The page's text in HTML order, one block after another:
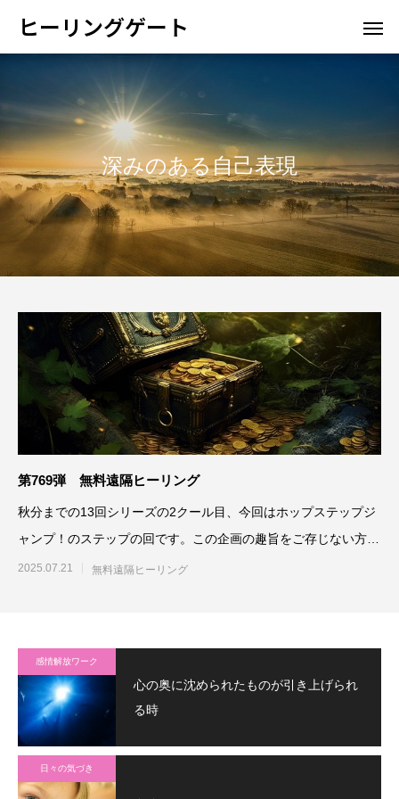
ヒーリングゲート
深みのある自己表現
第769弾 無料遠隔ヒーリング
秋分までの13回シリーズの2クール目、今回はホップステップジ
ャンプ！のステップの回です。この企画の趣旨をご存じない方
は、こちらをご
2025.07.21 無料遠隔ヒーリング
感情解放ワーク
心の奥に沈められたものが引き上げられ
る時
日々の気づき